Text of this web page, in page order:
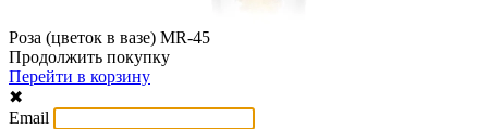
Роза (цветок в вазе) MR-45
Продолжить покупку
Перейти в корзину
✖
Email